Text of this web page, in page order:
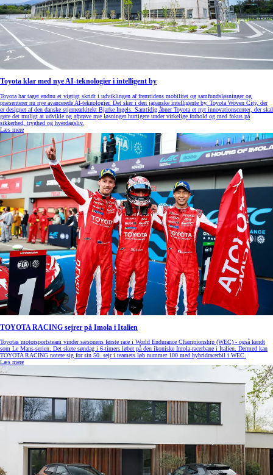
Toyota klar med nye AI-teknologier i intelligent by
Toyota har taget endnu et vigtigt skridt i udviklingen af fremtidens mobilitet og samfundsløsninger og
præsenterer nu nye avancerede AI-teknologier. Det sker i den japanske intelligente by, Toyota Woven City, der
er designet af den danske stjernearkitekt Bjarke Ingels. Samtidig åbner Toyota et nyt innovationscenter, der skal
gøre det muligt at udvikle og afprøve nye løsninger hurtigere under virkelige forhold og med fokus på
sikkerhed, tryghed og hverdagsliv.
Læs mere
TOYOTA RACING sejrer på Imola i Italien
Toyotas motorsportsteam vinder sæsonens første race i World Endurance Championship (WEC) - også kendt
som Le Mans-serien. Det skete søndag i 6-timers løbet på den ikoniske Imola-racerbane i Italien. Dermed kan
TOYOTA RACING notere sig for sin 50. sejr i teamets løb nummer 100 med hybridracerbil i WEC.
Læs mere